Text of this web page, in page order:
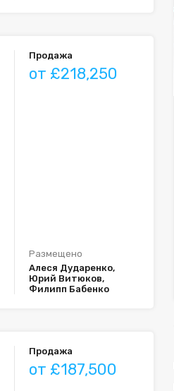
Продажа
от £218,250
Размещено
Алеся Дударенко,
Юрий Витюков,
Филипп Бабенко
Продажа
от £187,500